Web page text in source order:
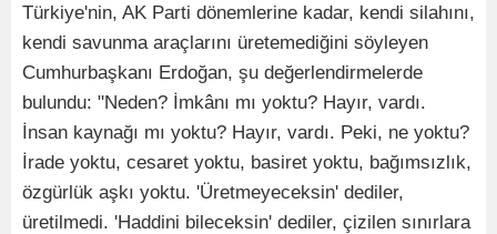
Türkiye'nin, AK Parti dönemlerine kadar, kendi silahını,
kendi savunma araçlarını üretemediğini söyleyen
Cumhurbaşkanı Erdoğan, şu değerlendirmelerde
bulundu: "Neden? İmkânı mı yoktu? Hayır, vardı.
İnsan kaynağı mı yoktu? Hayır, vardı. Peki, ne yoktu?
İrade yoktu, cesaret yoktu, basiret yoktu, bağımsızlık,
özgürlük aşkı yoktu. 'Üretmeyeceksin' dediler,
üretilmedi. 'Haddini bileceksin' dediler, çizilen sınırlara